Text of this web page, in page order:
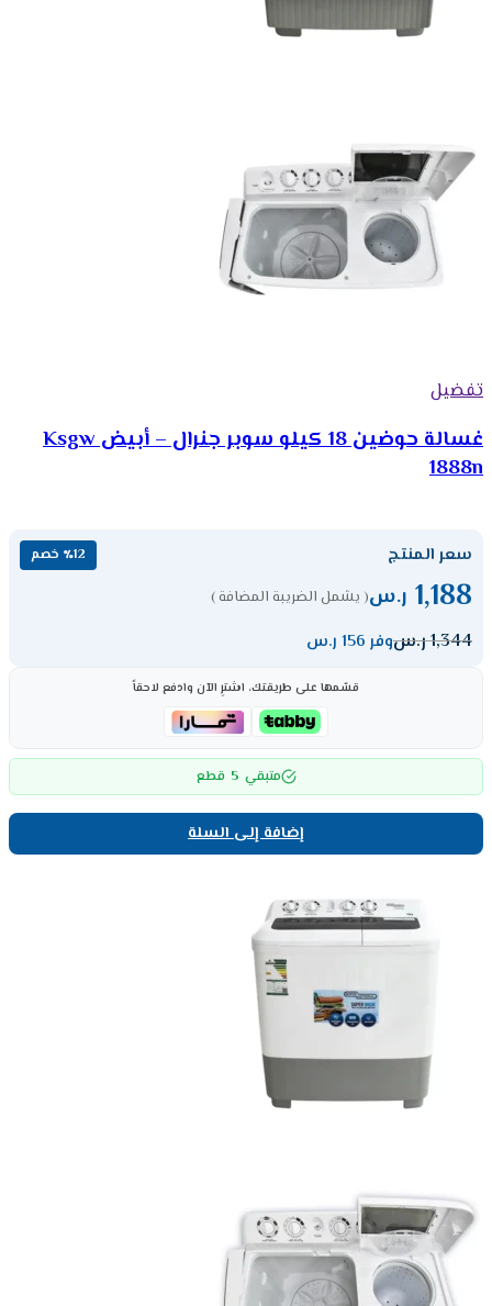
تفضيل
غسالة حوضين 18 كيلو سوبر جنرال – أبيض Ksgw
1888n
سعر المنتج ٪12 خصم
1,188 ر.س( يشمل الضريبة المضافة )
1,344ر.سوفر 156 ر.س
قسّمها على طريقتك، اشترِ الآن وادفع لاحقاً
متبقي 5 قطع
إضافة إلى السلة